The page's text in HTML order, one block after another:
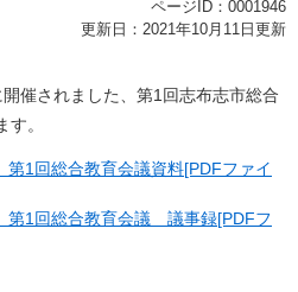
ページID：0001946
更新日：2021年10月11日更新
催されました、第1回志布志市総合
。
1回総合教育会議資料[PDFファイ
1回総合教育会議 議事録[PDFフ